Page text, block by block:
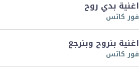
اغنية بدي روح
فور كاتس
اغنية بنروح وبنرجع
فور كاتس